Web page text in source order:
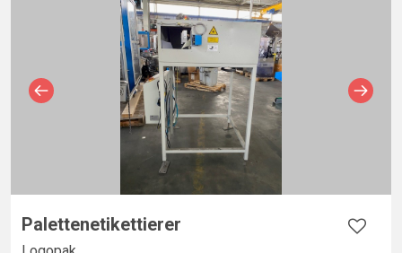
Palettenetikettierer